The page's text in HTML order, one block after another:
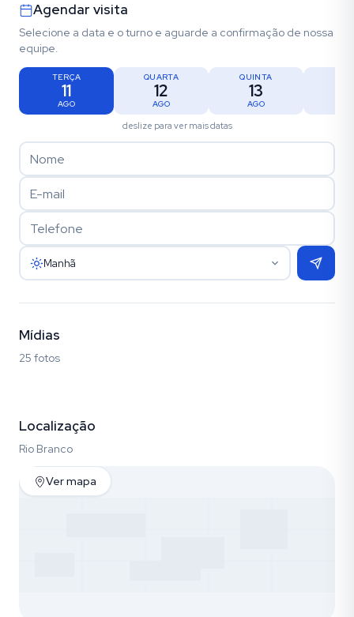
Agendar visita
Selecione a data e o turno e aguarde a confirmação de nossa
equipe.
TERÇA
11
AGO
QUARTA
12
AGO
QUINTA
13
AGO
deslize para ver mais datas
Manhã
Mídias
25 fotos
Localização
Rio Branco
Ver mapa